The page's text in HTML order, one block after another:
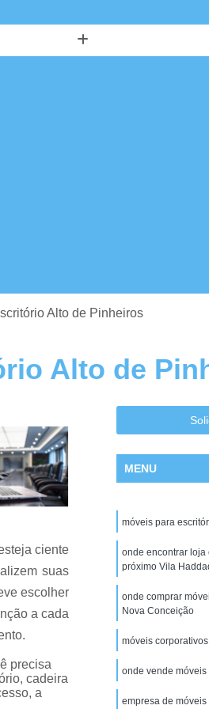
Balcão para Atendimento de Loja
Giratória
Cadeira Escritório na
Cadeira Escritório no Centro de SP
de Escritório em Promoção
para Escritório
Comprar
de Cadeira Giratoria
Conserto de Cadeiras
Conserto de Estofados de
Manutenção de
Reforma de Cadeira Giratoria
de Escritório em São Paulo
Zona Lest
Estação de
Zona Oeste
Estação de
Alto de Pinheiros
Alto de
ciente
suas
escolher
a cada
precisa
cadeira
a
MENU
móveis para
onde encontrar loja
próximo Vila
onde comprar
Nova Conceição
móveis
onde vende
empresa de